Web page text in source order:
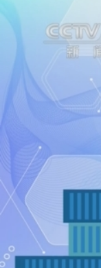
教育
大
CCTV.节目官网